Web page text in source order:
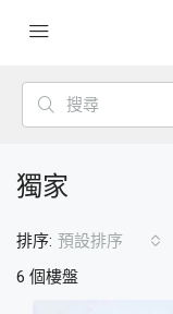
獨家
6 個樓盤
排序: 預設排序